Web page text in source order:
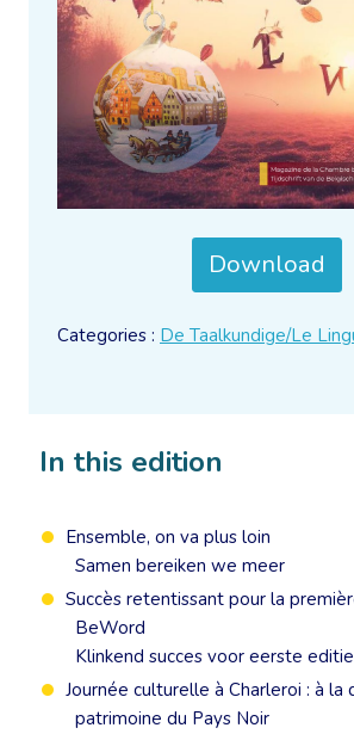
In this edition
Ensemble, on va plus loin
Samen bereiken we meer
Succès retentissant pour la
BeWord
Klinkend succes voor eerste
Journée culturelle à Charleroi : à la
patrimoine du Pays Noir
Download
Categories : De Taalkundige/Le